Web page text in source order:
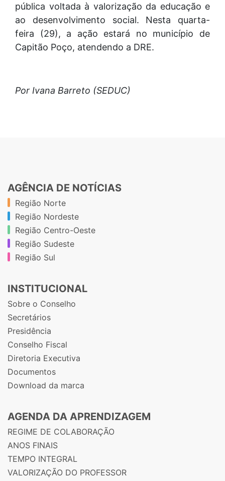
pública voltada à valorização da educação e
ao desenvolvimento social. Nesta quarta-
feira (29), a ação estará no município de
Capitão Poço, atendendo a DRE.
Por Ivana Barreto (SEDUC)
AGÊNCIA DE NOTÍCIAS
Região Norte
Região Nordeste
Região Centro-Oeste
Região Sudeste
Região Sul
INSTITUCIONAL
Sobre o Conselho
Secretários
Presidência
Conselho Fiscal
Diretoria Executiva
Documentos
Download da marca
AGENDA DA APRENDIZAGEM
REGIME DE COLABORAÇÃO
ANOS FINAIS
TEMPO INTEGRAL
VALORIZAÇÃO DO PROFESSOR